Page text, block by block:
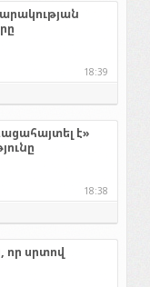
18:39
է»
18:38
որ սրտով